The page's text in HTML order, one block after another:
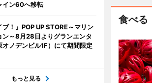
食べる
イン60へ移転
ブ！』POP UP STORE～マリン
ン～8月28日よりグランエンタ
オノデンビル1F）にて期間限定
もっと見る